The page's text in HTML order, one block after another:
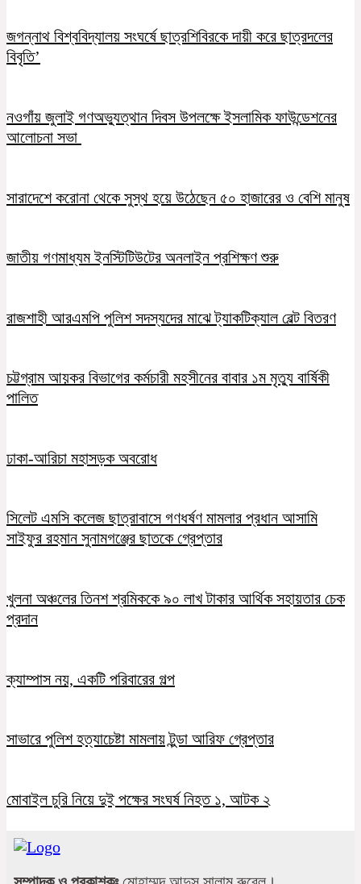
জগন্নাথ বিশ্ববিদ্যালয় সংঘর্ষে ছাত্রশিবিরকে দায়ী করে ছাত্রদলের
বিবৃতি’
নওগাঁয় জুলাই গণঅভ্যুত্থান দিবস উপলক্ষে ইসলামিক ফাউন্ডেশনের
আলোচনা সভা
সারাদেশে করোনা থেকে সুস্থ হয়ে উঠেছেন ৫০ হাজারের ও বেশি মানুষ
জাতীয় গণমাধ্যম ইনস্টিটিউটের অনলাইন প্রশিক্ষণ শুরু
রাজশাহী আরএমপি পুলিশ সদস্যদের মাঝে ট্যাকটিক্যাল বেল্ট বিতরণ
চট্টগ্রাম আয়কর বিভাগের কর্মচারী মহসীনের বাবার ১ম মৃত্যু বার্ষিকী
পালিত
ঢাকা-আরিচা মহাসড়ক অবরোধ
সিলেট এমসি কলেজ ছাত্রাবাসে গণধর্ষণ মামলার প্রধান আসামি
সাইফুর রহমান সুনামগঞ্জের ছাতকে গ্রেপ্তার
খুলনা অঞ্চলের তিনশ শ্রমিককে ৯০ লাখ টাকার আর্থিক সহায়তার চেক
প্রদান
ক্যাম্পাস নয়, একটি পরিবারের গল্প
সাভারে পুলিশ হত্যাচেষ্টা মামলায় টুন্ডা আরিফ গ্রেপ্তার
মোবাইল চুরি নিয়ে দুই পক্ষের সংঘর্ষ নিহত ১, আটক ২